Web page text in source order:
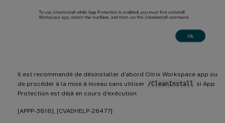
Il est recommandé de désinstaller d’abord Citrix Workspace app ou
de procéder à la mise à niveau sans utiliser /CleanInstall si App
Protection est déjà en cours d’exécution.
[APPP-3818], [CVADHELP-26477]